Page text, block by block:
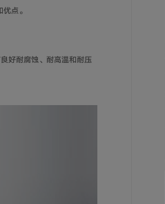
优点。
好耐腐蚀、耐高温和耐压